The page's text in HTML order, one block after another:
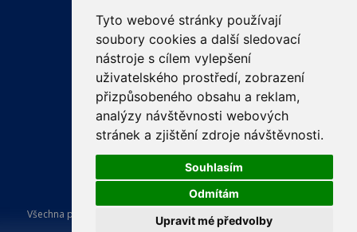
Tyto webové stránky používají
soubory cookies a další sledovací
nástroje s cílem vylepšení
uživatelského prostředí, zobrazení
přizpůsobeného obsahu a reklam,
analýzy návštěvnosti webových
stránek a zjištění zdroje návštěvnosti.
Souhlasím
Odmítám
Upravit mé předvolby
ODKAZY
PRO LÉKAŘE
PRO VEŘEJNOST
VZDĚLÁVÁNÍ
Všechna práva vyhrazena Česká lékařská komora. Tvorba a provoz
ISSA CZECH s.r.o..